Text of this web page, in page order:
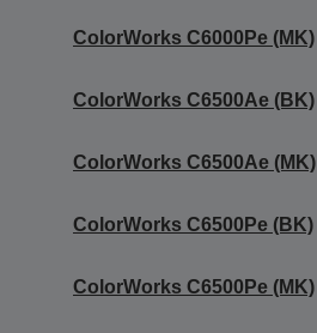
ColorWorks C6000Pe (MK)
ColorWorks C6500Ae (BK)
ColorWorks C6500Ae (MK)
ColorWorks C6500Pe (BK)
ColorWorks C6500Pe (MK)